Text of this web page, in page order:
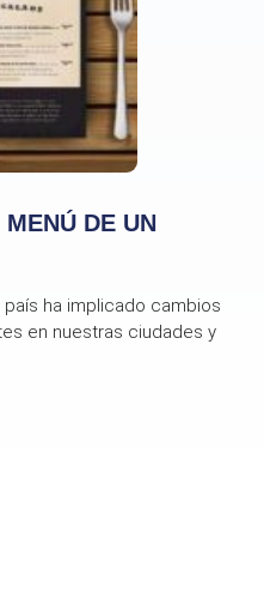
DE UN
ha implicado cambios
en nuestras ciudades y